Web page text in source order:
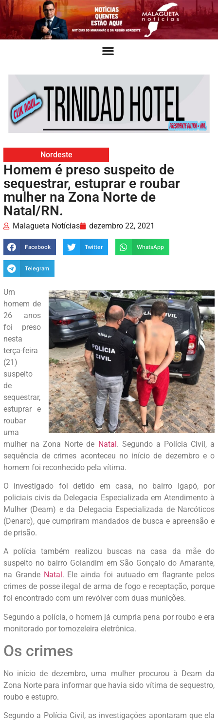
Nordeste
Homem é preso suspeito de
sequestrar, estuprar e roubar
mulher na Zona Norte de
Natal/RN.
Malagueta Notícias dezembro 22, 2021
Facebook Twitter WhatsApp
Telegram
Um
homem de
26 anos
foi preso
nesta
terça-feira
(21)
suspeito
de
sequestrar,
estuprar e
roubar
uma
mulher na Zona Norte de Natal. Segundo a Polícia Civil, a
sequência de crimes aconteceu no início de dezembro e o
homem foi reconhecido pela vítima.
O investigado foi detido em casa, no bairro Igapó, por
policiais civis da Delegacia Especializada em Atendimento à
Mulher (Deam) e da Delegacia Especializada de Narcóticos
(Denarc), que cumpriram mandados de busca e apreensão e
de prisão.
A polícia também realizou buscas na casa da mãe do
suspeito no bairro Golandim em São Gonçalo do Amarante,
na Grande Natal . Ele ainda foi autuado em flagrante pelos
crimes de posse ilegal de arma de fogo e receptação, porque
foi encontrado com um revólver com duas munições.
Segundo a polícia, o homem já cumpria pena por roubo e era
monitorado por tornozeleira eletrônica.
Os crimes
No início de dezembro, uma mulher procurou à Deam da
Zona Norte para informar que havia sido vítima de sequestro,
roubo e estupro.
Segundo a Polícia Civil, as investigações apontaram que ela